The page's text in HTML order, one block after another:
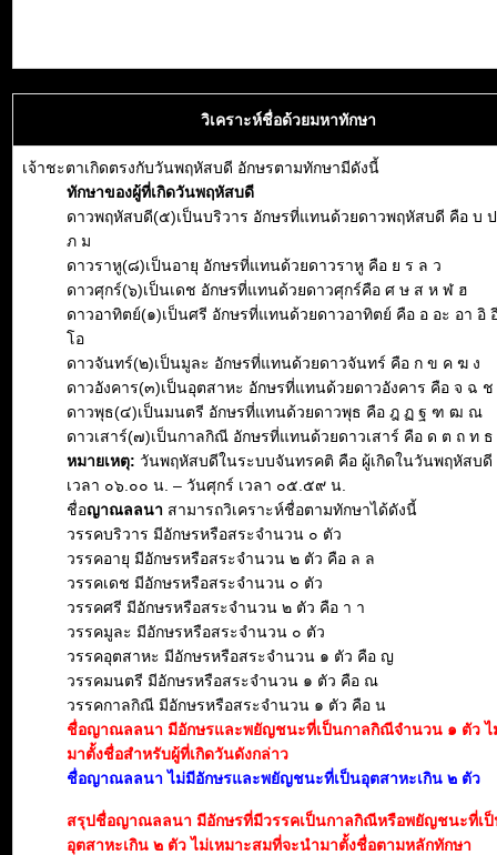
วิเคราะห์ชื่อด้วยมหาทักษา
เจ้าชะตาเกิดตรงกับวันพฤหัสบดี อักษรตามทักษามีดังนี้
ทักษาของผู้ที่เกิดวันพฤหัสบดี
ดาวพฤหัสบดี(๕)เป็นบริวาร อักษรที่แทนด้วยดาวพฤหัสบดี คือ บ
ภ ม
ดาวราหู(๘)เป็นอายุ อักษรที่แทนด้วยดาวราหู คือ ย ร ล ว
ดาวศุกร์(๖)เป็นเดช อักษรที่แทนด้วยดาวศุกร์คือ ศ ษ ส ห ฬ ฮ
ดาวอาทิตย์(๑)เป็นศรี อักษรที่แทนด้วยดาวอาทิตย์ คือ อ อะ อา อิ
โอ
ดาวจันทร์(๒)เป็นมูละ อักษรที่แทนด้วยดาวจันทร์ คือ ก ข ค ฆ ง
ดาวอังคาร(๓)เป็นอุตสาหะ อักษรที่แทนด้วยดาวอังคาร คือ จ ฉ
ดาวพุธ(๔)เป็นมนตรี อักษรที่แทนด้วยดาวพุธ คือ ฎ ฏ ฐ ฑ ฒ ณ
ดาวเสาร์(๗)เป็นกาลกิณี อักษรที่แทนด้วยดาวเสาร์ คือ ด ต ถ ท
หมายเหตุ: วันพฤหัสบดีในระบบจันทรคติ คือ ผู้เกิดในวันพฤหัสบดี
เวลา ๐๖.๐๐ น. – วันศุกร์ เวลา ๐๕.๕๙ น.
ชื่อญาณลลนา สามารถวิเคราะห์ชื่อตามทักษาได้ดังนี้
วรรคบริวาร มีอักษรหรือสระจำนวน ๐ ตัว
วรรคอายุ มีอักษรหรือสระจำนวน ๒ ตัว คือ ล ล
วรรคเดช มีอักษรหรือสระจำนวน ๐ ตัว
วรรคศรี มีอักษรหรือสระจำนวน ๒ ตัว คือ า า
วรรคมูละ มีอักษรหรือสระจำนวน ๐ ตัว
วรรคอุตสาหะ มีอักษรหรือสระจำนวน ๑ ตัว คือ ญ
วรรคมนตรี มีอักษรหรือสระจำนวน ๑ ตัว คือ ณ
วรรคกาลกิณี มีอักษรหรือสระจำนวน ๑ ตัว คือ น
ชื่อญาณลลนา มีอักษรและพยัญชนะที่เป็นกาลกิณีจำนวน ๑ ตัว ไ
มาตั้งชื่อสำหรับผู้ที่เกิดวันดังกล่าว
ชื่อญาณลลนา ไม่มีอักษรและพยัญชนะที่เป็นอุตสาหะเกิน ๒ ตัว
สรุปชื่อญาณลลนา มีอักษรที่มีวรรคเป็นกาลกิณีหรือพยัญชนะที่เป็
อุตสาหะเกิน ๒ ตัว ไม่เหมาะสมที่จะนำมาตั้งชื่อตามหลักทักษา